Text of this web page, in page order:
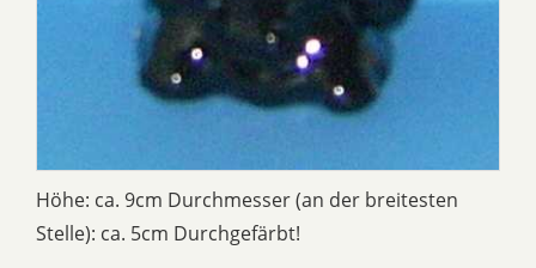
Höhe: ca. 9cm Durchmesser (an der breitesten
Stelle): ca. 5cm Durchgefärbt!